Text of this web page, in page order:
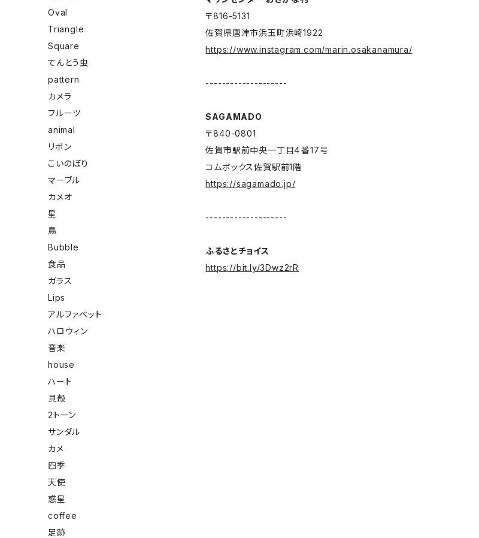
〒816-5131
佐賀県唐津市浜玉町浜崎1922
https://www.instagram.com/marin.osakanamura/
--------------------
SAGAMADO
〒840-0801
佐賀市駅前中央一丁目４番17号
コムボックス佐賀駅前1階
https://sagamado.jp/
--------------------
ふるさとチョイス
https://bit.ly/3Dwz2rR
Oval
Triangle
Square
てんとう虫
pattern
カメラ
フルーツ
animal
リボン
こいのぼり
マーブル
カメオ
星
鳥
Bubble
食品
ガラス
Lips
アルファベット
ハロウィン
音楽
house
ハート
貝殻
2トーン
サンダル
カメ
四季
天使
惑星
coffee
足跡